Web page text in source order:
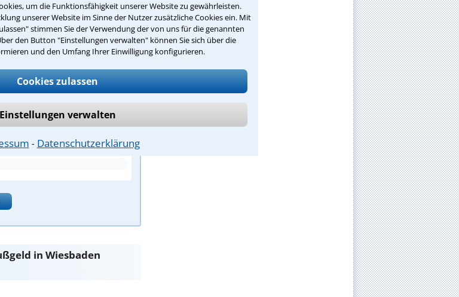
um die Funktionsfähigkeit unserer Website zu gewährleisten.
unserer Website im Sinne der Nutzer zusätzliche Cookies ein. Mit
stimmen Sie der Verwendung der von uns für die genannten
den Button "Einstellungen verwalten" können Sie sich über die
und den Umfang Ihrer Einwilligung konfigurieren.
Cookies zulassen
Einstellungen verwalten
⁃ Datenschutzerklärung
eines PKW in
in Wiesbaden